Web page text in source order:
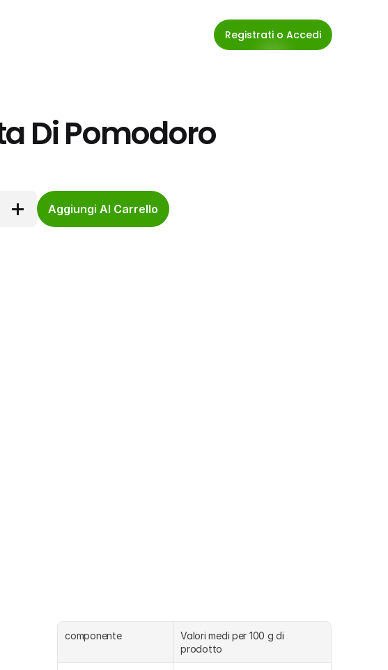
Registrati o Accedi
Di Pomodoro
Aggiungi Al Carrello
componente
Valori medi per 100 g di
prodotto